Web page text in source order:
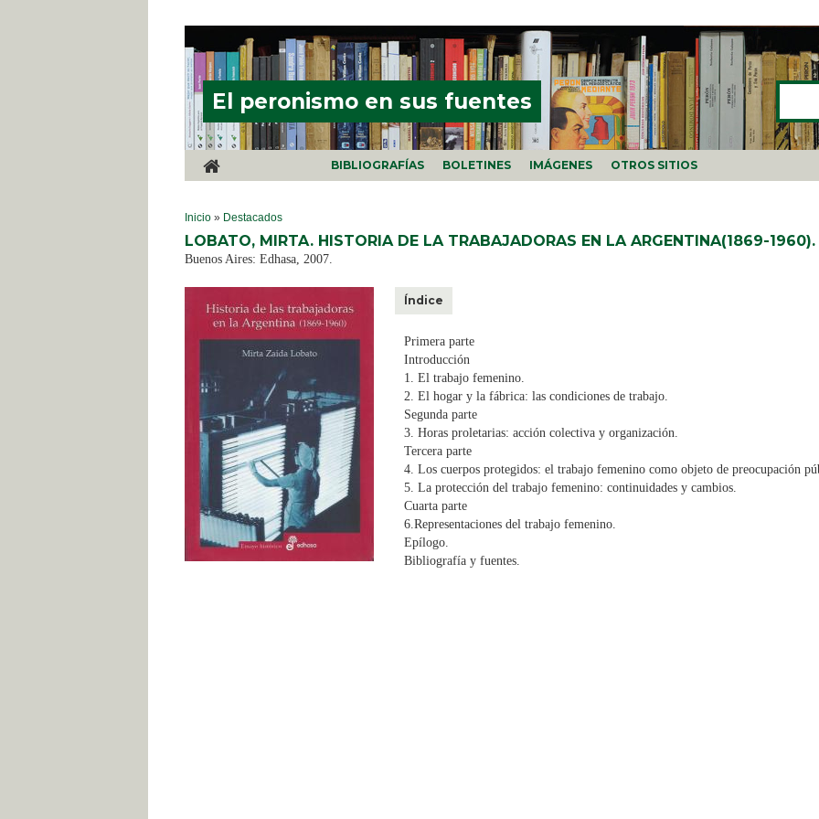
El peronismo en sus fuentes
Buscar
BIBLIOGRAFÍAS BOLETINES IMÁGENES OTROS SITIOS
SE ENCUENTRA USTED AQUÍ
Inicio » Destacados
LOBATO, MIRTA. HISTORIA DE LA TRABAJADORAS EN LA ARGENTINA(1869-1960).
Buenos Aires: Edhasa, 2007.
Índice
Primera parte
Introducción
1. El trabajo femenino.
2. El hogar y la fábrica: las condiciones de trabajo.
Segunda parte
3. Horas proletarias: acción colectiva y organización.
Tercera parte
4. Los cuerpos protegidos: el trabajo femenino como objeto de preocupación
5. La protección del trabajo femenino: continuidades y cambios.
Cuarta parte
6.Representaciones del trabajo femenino.
Epílogo.
Bibliografía y fuentes.